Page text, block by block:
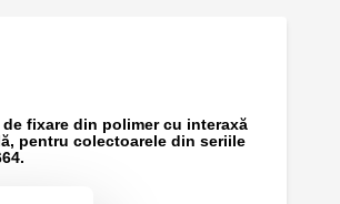
fixare din polimer cu interaxă
pentru colectoarele din seriile